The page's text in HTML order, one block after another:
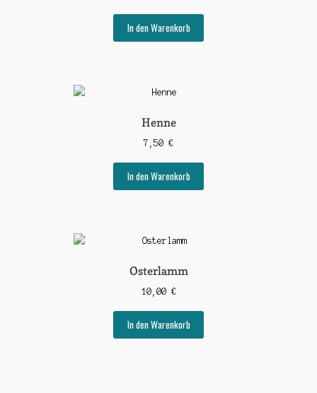
In den Warenkorb
Henne
7,50 €
In den Warenkorb
Osterlamm
10,00 €
In den Warenkorb